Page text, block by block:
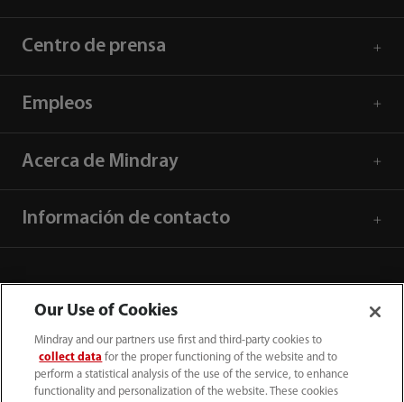
Centro de prensa
Empleos
Acerca de Mindray
Información de contacto
Our Use of Cookies
Mindray and our partners use first and third-party cookies to
collect data for the proper functioning of the website and to
perform a statistical analysis of the use of the service, to enhance
functionality and personalization of the website. These cookies